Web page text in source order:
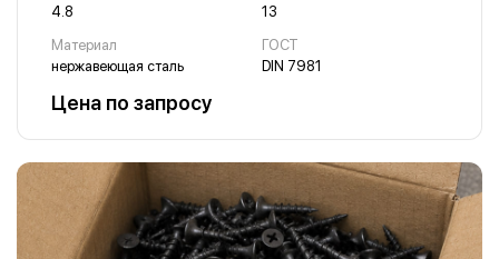
4.8
13
Материал
нержавеющая сталь
ГОСТ
DIN 7981
Цена по запросу